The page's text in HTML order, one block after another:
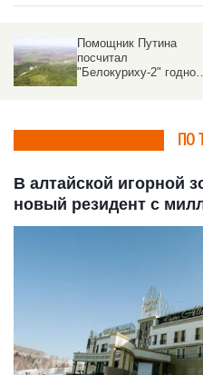
К "призрачному"
алтайскому
туркластеру построят
ПО
В алтайской игорной
новый резидент с